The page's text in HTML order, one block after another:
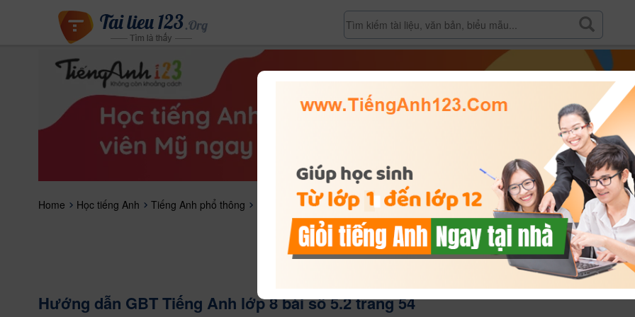
Home Học tiếng Anh Tiếng Anh phổ thông Hướng dẫn GBT Tiếng Anh lớp 8 bài số 5.2 trang 54
Hướng dẫn GBT Tiếng Anh lớp 8 bài số 5.2 trang 54